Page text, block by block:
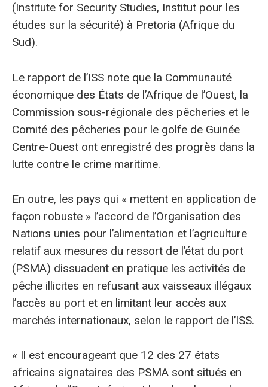
(Institute for Security Studies, Institut pour les
études sur la sécurité) à Pretoria (Afrique du
Sud).
Le rapport de l’ISS note que la Communauté
économique des États de l’Afrique de l’Ouest, la
Commission sous-régionale des pêcheries et le
Comité des pêcheries pour le golfe de Guinée
Centre-Ouest ont enregistré des progrès dans la
lutte contre le crime maritime.
En outre, les pays qui « mettent en application de
façon robuste » l’accord de l’Organisation des
Nations unies pour l’alimentation et l’agriculture
relatif aux mesures du ressort de l’état du port
(PSMA) dissuadent en pratique les activités de
pêche illicites en refusant aux vaisseaux illégaux
l’accès au port et en limitant leur accès aux
marchés internationaux, selon le rapport de l’ISS.
« Il est encourageant que 12 des 27 états
africains signataires des PSMA sont situés en